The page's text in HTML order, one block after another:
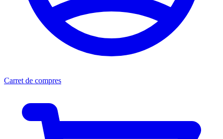
Carret de compres